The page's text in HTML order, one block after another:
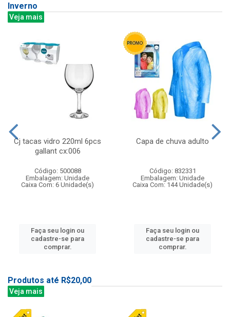
Inverno
Veja mais
Cj tacas vidro 220ml 6pcs
gallant cx:006
Código: 500088
Embalagem: Unidade
Caixa Com: 6 Unidade(s)
Faça seu login ou
cadastre-se para
comprar.
Capa de chuva adulto
Código: 832331
Embalagem: Unidade
Caixa Com: 144 Unidade(s)
Faça seu login ou
cadastre-se para
comprar.
Produtos até R$20,00
Veja mais